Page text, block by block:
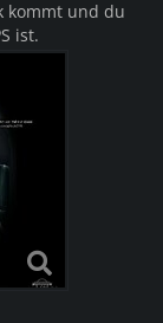
kommt und du
ist.